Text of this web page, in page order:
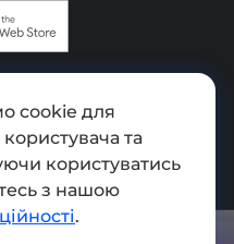
kit
cookie для
та
користуватись
з нашою
.